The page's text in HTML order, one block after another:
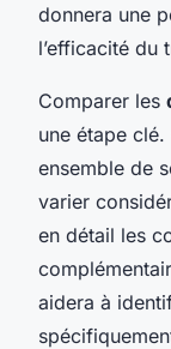
donnera une
l’efficacité du
Comparer les
une étape
ensemble de
varier
en détail les
aidera à